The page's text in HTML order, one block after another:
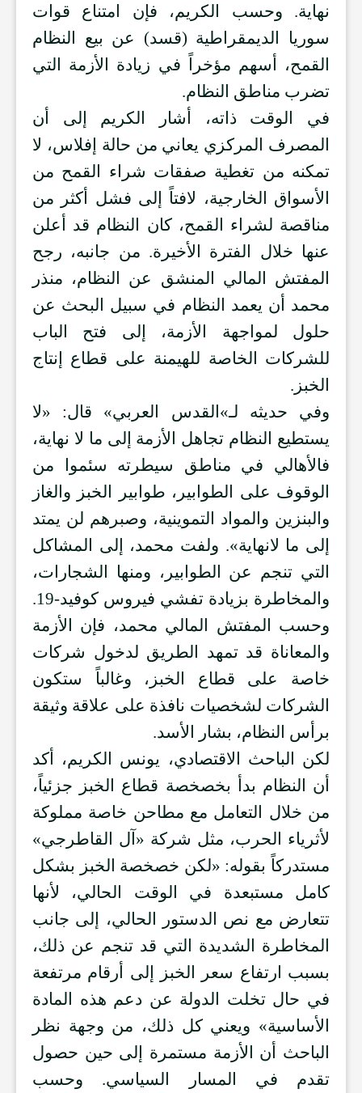
نهاية. وحسب الكريم، فإن امتناع قوات
سوريا الديمقراطية (قسد) عن بيع النظام
القمح، أسهم مؤخراً في زيادة الأزمة التي
تضرب مناطق النظام.
في الوقت ذاته، أشار الكريم إلى أن
المصرف المركزي يعاني من حالة إفلاس، لا
تمكنه من تغطية صفقات شراء القمح من
الأسواق الخارجية، لافتاً إلى فشل أكثر من
مناقصة لشراء القمح، كان النظام قد أعلن
عنها خلال الفترة الأخيرة. من جانبه، رجح
المفتش المالي المنشق عن النظام، منذر
محمد أن يعمد النظام في سبيل البحث عن
حلول لمواجهة الأزمة، إلى فتح الباب
للشركات الخاصة للهيمنة على قطاع إنتاج
الخبز.
وفي حديثه لـ»القدس العربي» قال: «لا
يستطيع النظام تجاهل الأزمة إلى ما لا نهاية،
فالأهالي في مناطق سيطرته سئموا من
الوقوف على الطوابير، طوابير الخبز والغاز
والبنزين والمواد التموينية، وصبرهم لن يمتد
إلى ما لانهاية». ولفت محمد، إلى المشاكل
التي تنجم عن الطوابير، ومنها الشجارات،
والمخاطرة بزيادة تفشي فيروس كوفيد-19.
وحسب المفتش المالي محمد، فإن الأزمة
والمعاناة قد تمهد الطريق لدخول شركات
خاصة على قطاع الخبز، وغالباً ستكون
الشركات لشخصيات نافذة على علاقة وثيقة
برأس النظام، بشار الأسد.
لكن الباحث الاقتصادي، يونس الكريم، أكد
أن النظام بدأ بخصخصة قطاع الخبز جزئياً،
من خلال التعامل مع مطاحن خاصة مملوكة
لأثرياء الحرب، مثل شركة «آل القاطرجي»
مستدركاً بقوله: «لكن خصخصة الخبز بشكل
كامل مستبعدة في الوقت الحالي، لأنها
تتعارض مع نص الدستور الحالي، إلى جانب
المخاطرة الشديدة التي قد تنجم عن ذلك،
بسبب ارتفاع سعر الخبز إلى أرقام مرتفعة
في حال تخلت الدولة عن دعم هذه المادة
الأساسية» ويعني كل ذلك، من وجهة نظر
الباحث أن الأزمة مستمرة إلى حين حصول
تقدم في المسار السياسي. وحسب